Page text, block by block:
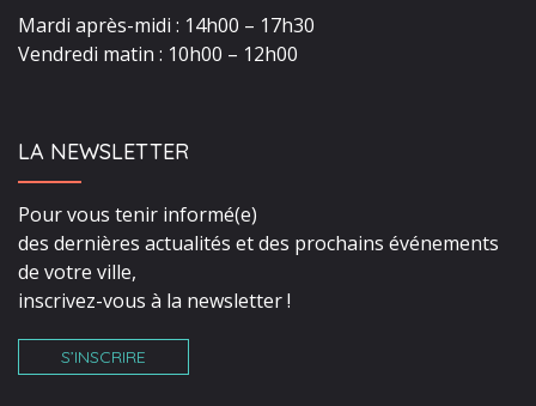
Mardi après-midi : 14h00 – 17h30
Vendredi matin : 10h00 – 12h00
LA NEWSLETTER
Pour vous tenir informé(e)
des dernières actualités et des prochains événements
de votre ville,
inscrivez-vous à la newsletter !
S’INSCRIRE